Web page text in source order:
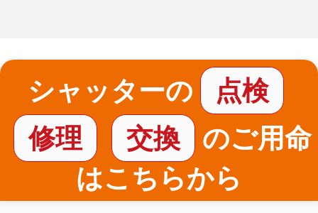
シャッターの
点検
修理
交換
のご用命
はこちらから